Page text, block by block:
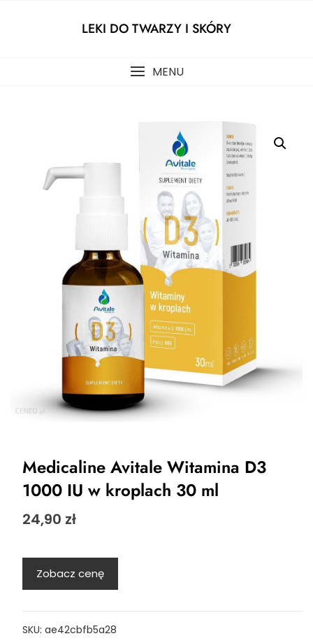
LEKI DO TWARZY I SKÓRY
MENU
Medicaline Avitale Witamina D3
1000 IU w kroplach 30 ml
24,90 zł
Zobacz cenę
SKU: ae42cbfb5a28